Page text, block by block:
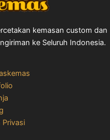
kemasan custom dan
ke Seluruh Indonesia.
Privasi